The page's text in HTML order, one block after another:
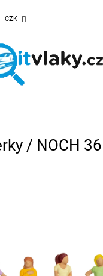
CZK
/ NOCH